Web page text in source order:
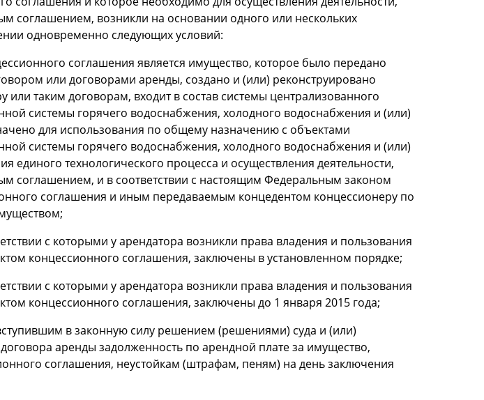
соглашением, возникли на основании одного или нескольких
одновременно следующих условий:
соглашения является имущество, которое было передано
или договорами аренды, создано и (или) реконструировано
или таким договорам, входит в состав системы централизованного
системы горячего водоснабжения, холодного водоснабжения и (или)
для использования по общему назначению с объектами
системы горячего водоснабжения, холодного водоснабжения и (или)
единого технологического процесса и осуществления деятельности,
соглашением, и в соответствии с настоящим Федеральным законом
соглашения и иным передаваемым концедентом концессионеру по
с которыми у арендатора возникли права владения и пользования
концессионного соглашения, заключены в установленном порядке;
с которыми у арендатора возникли права владения и пользования
концессионного соглашения, заключены до 1 января 2015 года;
в законную силу решением (решениями) суда и (или)
аренды задолженность по арендной плате за имущество,
соглашения, неустойкам (штрафам, пеням) на день заключения